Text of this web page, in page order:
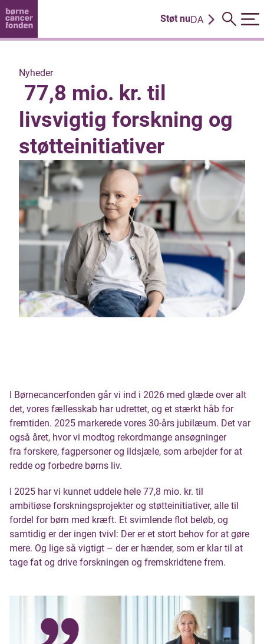
Støt nuDA
Nyheder
77,8 mio. kr. til
livsvigtig forskning og
støtteinitiativer
I Børnecancerfonden går vi ind i 2026 med glæde over alt
det, vores fællesskab har udrettet, og et stærkt håb for
fremtiden. 2025 markerede vores 30-års jubilæum. Det var
også året, hvor vi modtog rekordmange ansøgninger
fra forskere, fagpersoner og ildsjæle, som arbejder for at
redde og forbedre børns liv.
I 2025 har vi kunnet uddele hele 77,8 mio. kr. til
ambitiøse forskningsprojekter og støtteinitiativer, alle til
fordel for børn med kræft. Et svimlende flot beløb, og
samtidig er der ingen tvivl: Der er et stort behov for at gøre
mere. Og lige så vigtigt – der er hænder, som er klar til at
tage fat og drive forskningen og fremskridtene frem.